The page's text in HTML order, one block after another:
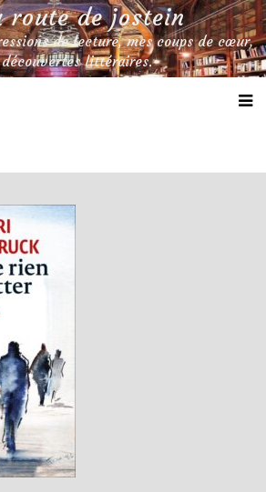
route de jostein
de lecture, mes coups de cœur,
découvertes littéraires.